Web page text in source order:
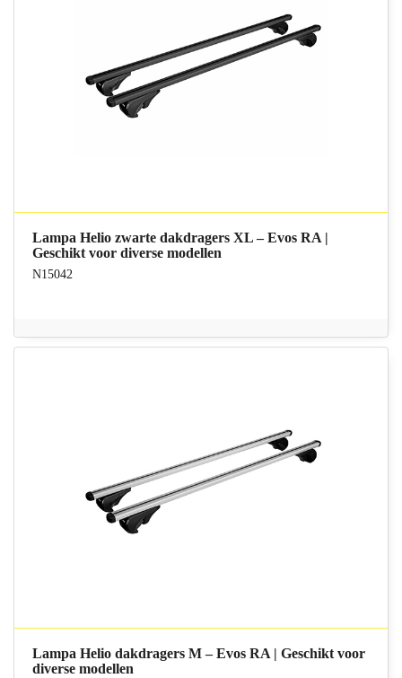
Lampa Helio zwarte dakdragers XL – Evos RA |
Geschikt voor diverse modellen
N15042
Lampa Helio dakdragers M – Evos RA | Geschikt voor
diverse modellen